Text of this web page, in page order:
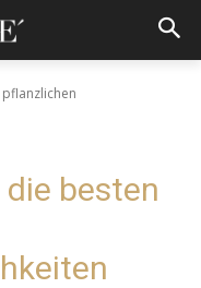
besten